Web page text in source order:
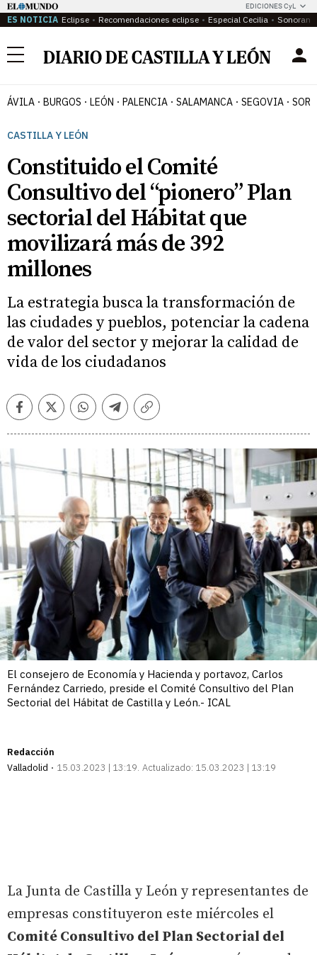
EDICIONES CyL
ES NOTICIA Eclipse Recomendaciones eclipse Especial Cecilia
Menú
ÁVILA BURGOS LEÓN PALENCIA SALAMANCA SEGOVIA
CASTILLA Y LEÓN
Constituido el Comité
Consultivo del “pionero” Plan
sectorial del Hábitat que
movilizará más de 392
millones
La estrategia busca la transformación de
las ciudades y pueblos, potenciar la cadena
de valor del sector y mejorar la calidad de
vida de los ciudadanos
FacebookTwitterWhatsappTelegramCopiar
El consejero de Economía y Hacienda y portavoz, Carlos
Fernández Carriedo, preside el Comité Consultivo del Plan
Sectorial del Hábitat de Castilla y León.- ICAL
Redacción
Valladolid
15.03.2023 | 13:19 Actualizado: 15.03.2023 | 13:19
La Junta de Castilla y León y representantes de
empresas constituyeron este miércoles el
Comité Consultivo del Plan Sectorial del